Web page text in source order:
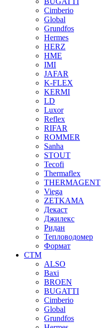
Cimberio
Global
Grundfos
Hermes
HERZ
HME
IMI
JAFAR
K-FLEX
KERMI
LD
Luxor
Reflex
RIFAR
ROMMER
Sanha
STOUT
Tecofi
Thermaflex
THERMAGENT
Viega
ZETKAMA
Декаст
Джилекс
Ридан
Тепловодомер
Формат
СТМ
ALSO
Baxi
BROEN
BUGATTI
Cimberio
Global
Grundfos